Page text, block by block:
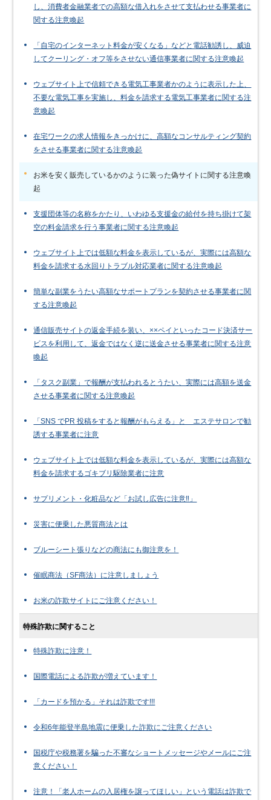
し、消費者金融業者での高額な借入れをさせて支払わせる事業者に
関する注意喚起
「自宅のインターネット料金が安くなる」などと電話勧誘し、威迫
してクーリング・オフ等をさせない通信事業者に関する注意喚起
ウェブサイト上で信頼できる電気工事業者かのように表示した上、
不要な電気工事を実施し、料金を請求する電気工事業者に関する注
意喚起
在宅ワークの求人情報をきっかけに、高額なコンサルティング契約
をさせる事業者に関する注意喚起
お米を安く販売しているかのように装った偽サイトに関する注意喚
起
支援団体等の名称をかたり、いわゆる支援金の給付を持ち掛けて架
空の料金請求を行う事業者に関する注意喚起
ウェブサイト上では低額な料金を表示しているが、実際には高額な
料金を請求する水回りトラブル対応業者に関する注意喚起
簡単な副業をうたい高額なサポートプランを契約させる事業者に関
する注意喚起
通信販売サイトの返金手続を装い、××ペイといったコード決済サー
ビスを利用して、返金ではなく逆に送金させる事業者に関する注意
喚起
「タスク副業」で報酬が支払われるとうたい、実際には高額を送金
させる事業者に関する注意喚起
「SNS でPR 投稿をすると報酬がもらえる」と エステサロンで勧
誘する事業者に注意
ウェブサイト上では低額な料金を表示しているが、実際には高額な
料金を請求するゴキブリ駆除業者に注意
サプリメント・化粧品など「お試し広告に注意‼」
災害に便乗した悪質商法とは
ブルーシート張りなどの商法にも御注意を！
催眠商法（SF商法）に注意しましょう
お米の詐欺サイトにご注意ください！
特殊詐欺に関すること
特殊詐欺に注意！
国際電話による詐欺が増えています！
「カードを預かる」それは詐欺です!!!
令和6年能登半島地震に便乗した詐欺にご注意ください
国税庁や税務署を騙った不審なショートメッセージやメールにご注
意ください！
注意！「老人ホームの入居権を譲ってほしい」という電話は詐欺で